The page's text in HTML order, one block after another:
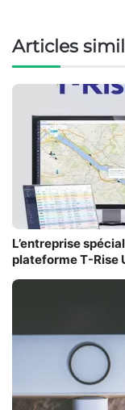
Articles
L’entreprise
plateforme T-Rise